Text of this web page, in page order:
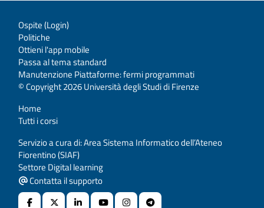
Ospite (Login)
Politiche
Ottieni l'app mobile
Passa al tema standard
Manutenzione Piattaforme: fermi programmati
© Copyright 2026 Università degli Studi di Firenze
Home
Tutti i corsi
Servizio a cura di: Area Sistema Informatico dell’Ateneo
Fiorentino (SIAF)
Settore Digital learning
Contatta il supporto